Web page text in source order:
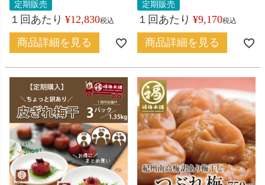
定期販売
１回あたり ¥12,830税込
商品詳細を見る
定期販売
１回あたり ¥9,170税込
商品詳細を見る